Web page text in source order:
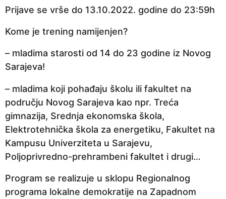
j
Prijave se vrše do 13.10.2022. godine do 23:59h
Kome je trening namijenjen?
– mladima starosti od 14 do 23 godine iz Novog
Sarajeva!
– mladima koji pohađaju školu ili fakultet na
području Novog Sarajeva kao npr. Treća
gimnazija, Srednja ekonomska škola,
Elektrotehnička škola za energetiku, Fakultet na
Kampusu Univerziteta u Sarajevu,
Poljoprivredno-prehrambeni fakultet i drugi…
Program se realizuje u sklopu Regionalnog
programa lokalne demokratije na Zapadnom